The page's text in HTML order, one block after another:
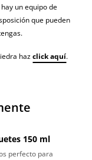
un equipo de
que pueden
hazclick aquí.
150 ml
perfecto para